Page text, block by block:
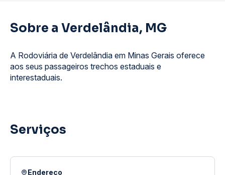
Sobre a Verdelândia, MG
A Rodoviária de Verdelândia em Minas Gerais oferece
aos seus passageiros trechos estaduais e
interestaduais.
Serviços
Endereço